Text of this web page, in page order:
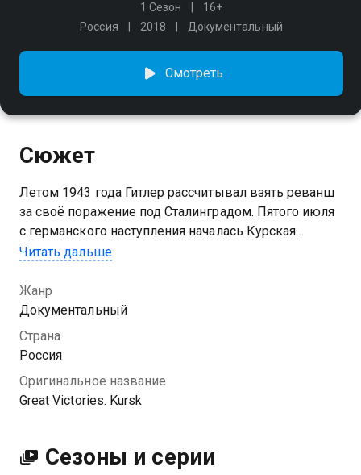
1 Сезон
16+
Россия
2018 Документальный
Смотреть
Сюжет
Летом 1943 года Гитлер рассчитывал взять реванш
за своё поражение под Сталинградом. Пятого июля
с германского наступления началась Курская
битва — одна из ключевых во Второй мировой.
полную историю сражения, определившего исход
самой страшной войны XX столетия — после него
стратегическая инициатива окончательно перешла
к Красной армии.
Посмотреть онлайн 1 сезон сериала Великие битвы.
Курск вы можете совершенно бесплатно в
Читать дальше
Жанр
Документальный
Страна
Россия
Оригинальное название
Great Victories. Kursk
Сезоны и серии